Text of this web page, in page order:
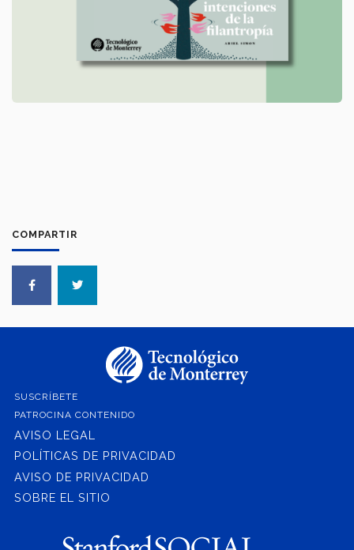
COMPARTIR
SUSCRÍBETE
PATROCINA CONTENIDO
AVISO LEGAL
POLÍTICAS DE PRIVACIDAD
AVISO DE PRIVACIDAD
SOBRE EL SITIO